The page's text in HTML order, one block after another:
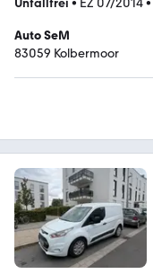
Auto SeM
83059 Kolbermoor